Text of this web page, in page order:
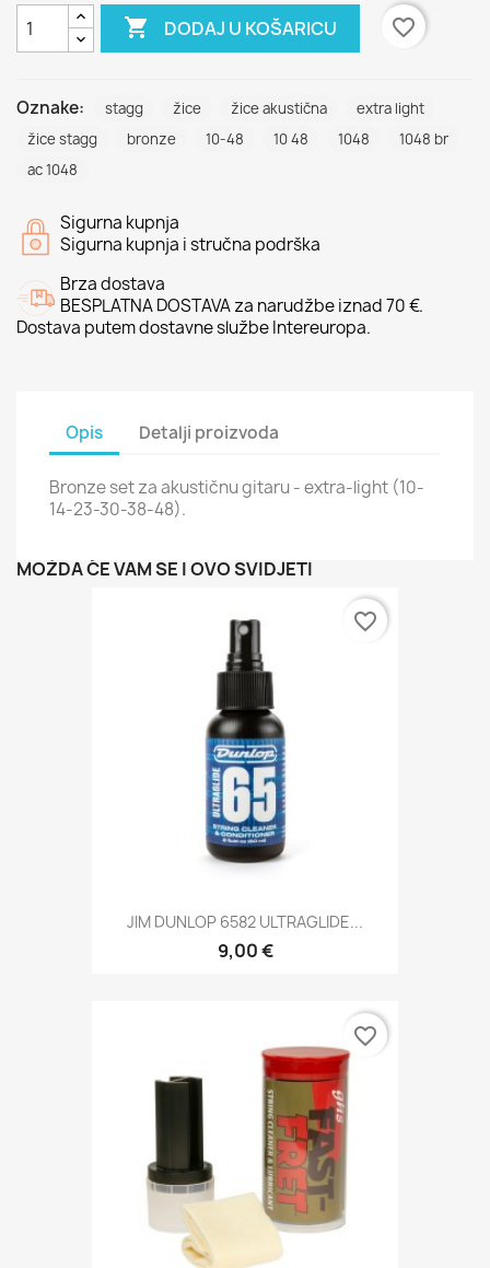
 DODAJ U KOŠARICU favorite_border
Oznake: stagg žice žice akustična
extra light
žice stagg
bronze 10-48 10 48 1048
1048 br
ac 1048
Sigurna kupnja
Sigurna kupnja i stručna podrška
Brza dostava
BESPLATNA DOSTAVA za narudžbe iznad 70 €.
Dostava putem dostavne službe Intereuropa.
Opis Detalji proizvoda
Bronze set za akustičnu gitaru - extra-light (10-
14-23-30-38-48).
MOŽDA ĆE VAM SE I OVO SVIDJETI
JIM DUNLOP 6582 ULTRAGLIDE...
9,00 €
favorite_border
favorite_border